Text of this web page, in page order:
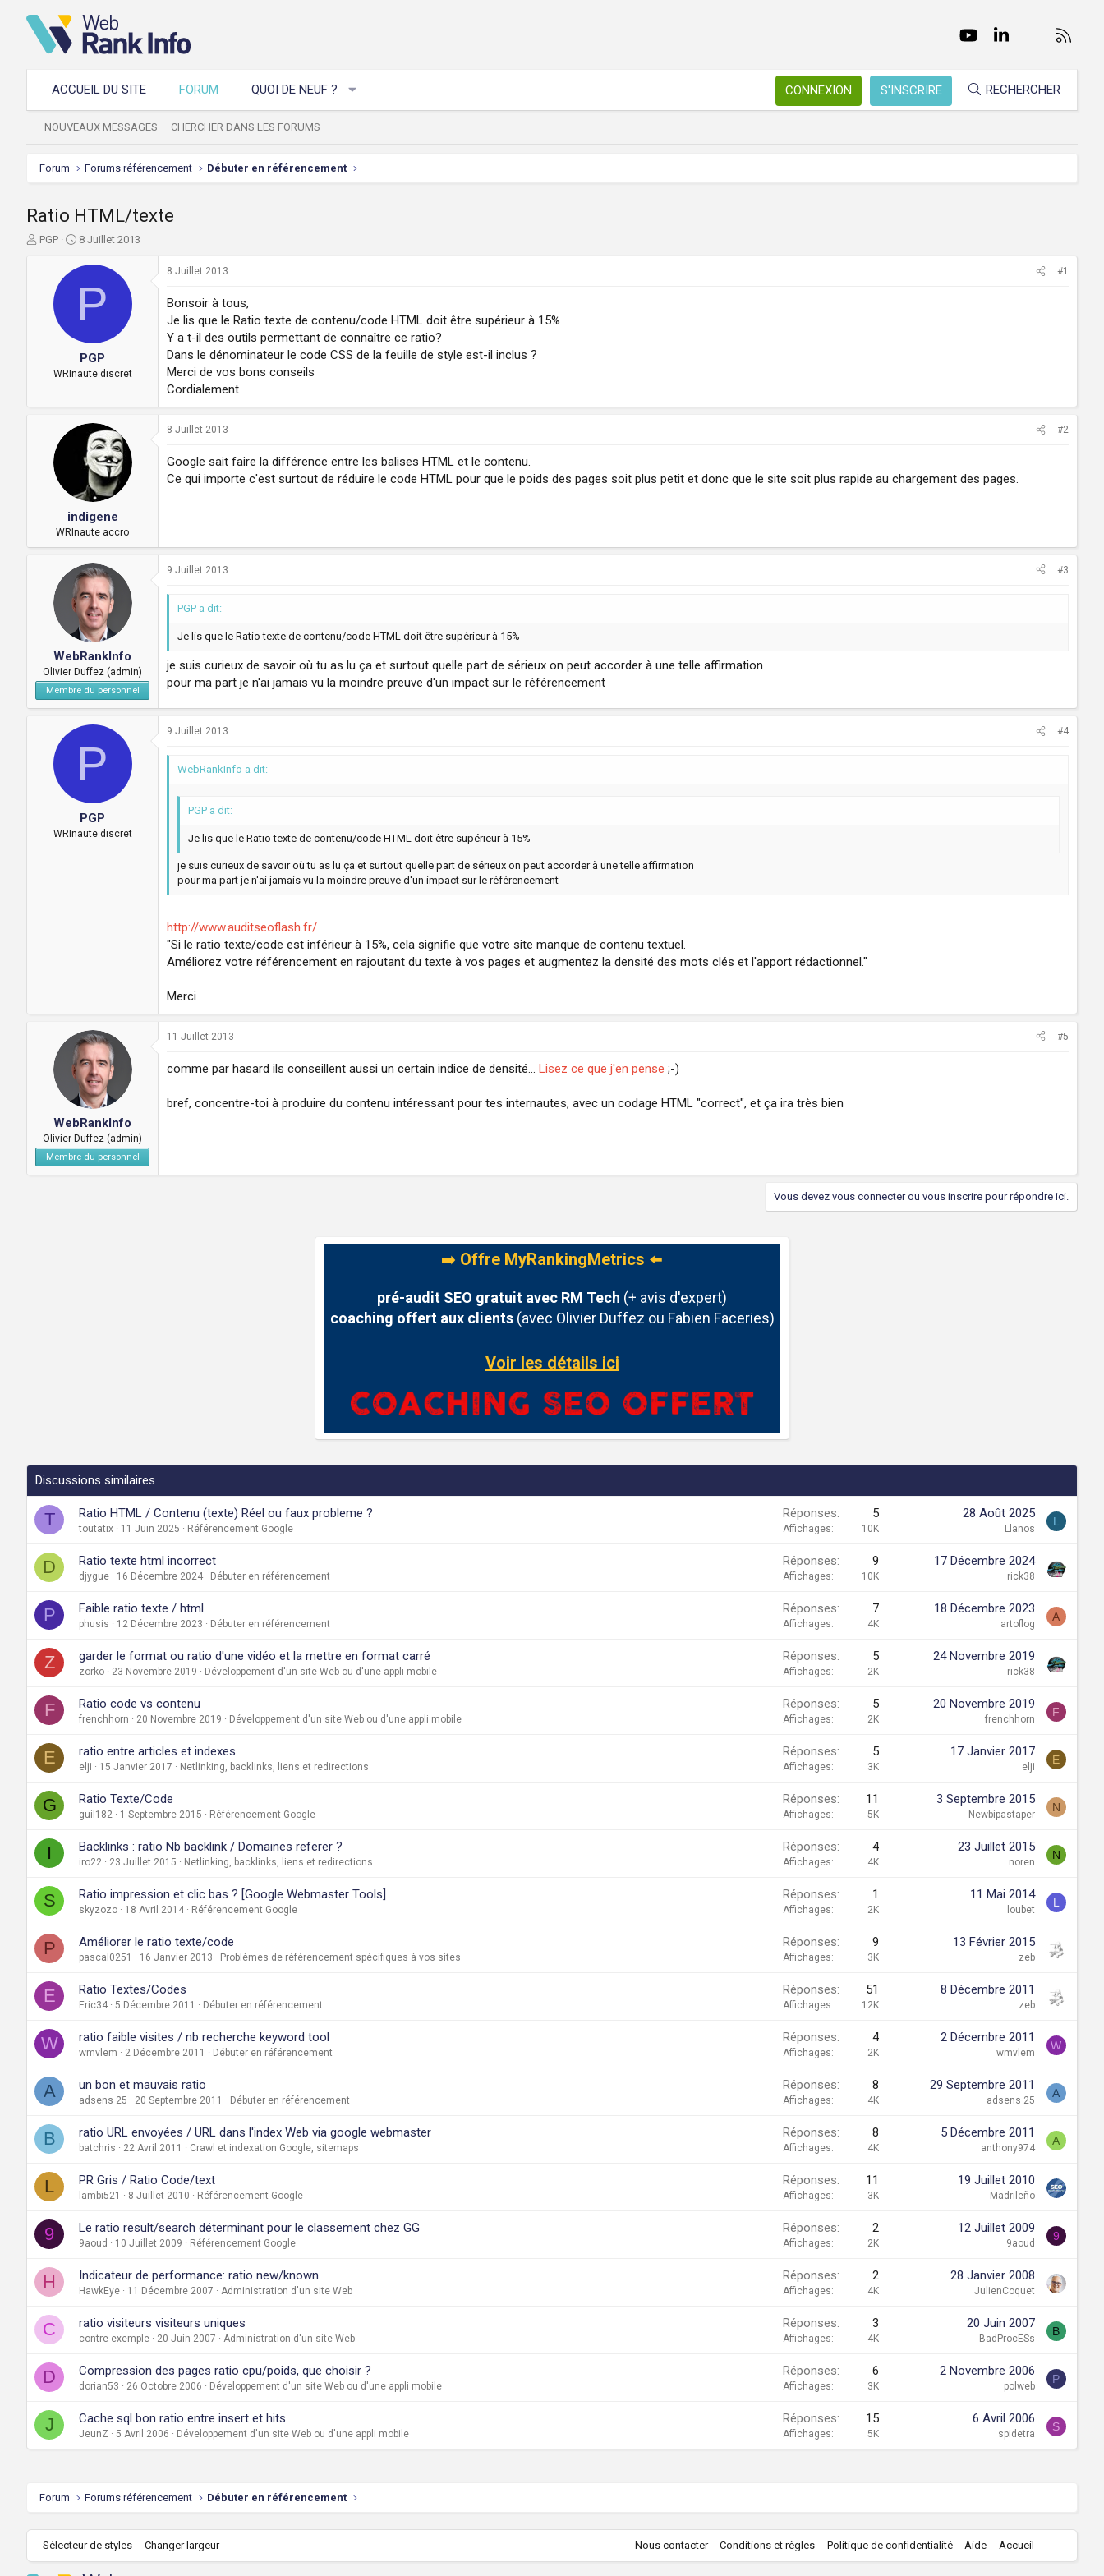
FacebookTwitter youtubeLinkedInNous
ACCUEIL DU SITE FORUM QUOI DE NEUF ? CONNEXION S'INSCRIRE RECHERCHER
NOUVEAUX MESSAGES CHERCHER DANS LES FORUMS
Forum Forums référencement Débuter en référencement
Ratio HTML/texte
A
PGP
D
t
é
b
u
8 Juillet 2013
P
PGP
WRInaute discret
8 Juillet 2013 #1
Bonsoir à tous,
Je lis que le Ratio texte de contenu/code HTML doit être supérieur à 15%
Y a t-il des outils permettant de connaître ce ratio?
Dans le dénominateur le code CSS de la feuille de style est-il inclus ?
Merci de vos bons conseils
Cordialement
indigene
WRInaute accro
8 Juillet 2013 #2
Google sait faire la différence entre les balises HTML et le contenu.
Ce qui importe c'est surtout de réduire le code HTML pour que le poids des pages soit plus petit et donc que le site soit plus rapide au chargement des pages.
WebRankInfo
Olivier Duffez (admin)
Membre du personnel
9 Juillet 2013 #3
PGP a dit:
Je lis que le Ratio texte de contenu/code HTML doit être supérieur à 15%
je suis curieux de savoir où tu as lu ça et surtout quelle part de sérieux on peut accorder à une telle affirmation
pour ma part je n'ai jamais vu la moindre preuve d'un impact sur le référencement
P
PGP
WRInaute discret
9 Juillet 2013 #4
WebRankInfo a dit:
PGP a dit:
Je lis que le Ratio texte de contenu/code HTML doit être supérieur à 15%
je suis curieux de savoir où tu as lu ça et surtout quelle part de sérieux on peut accorder à une telle affirmation
pour ma part je n'ai jamais vu la moindre preuve d'un impact sur le référencement
http://www.auditseoflash.fr/
"Si le ratio texte/code est inférieur à 15%, cela signifie que votre site manque de contenu textuel.
Améliorez votre référencement en rajoutant du texte à vos pages et augmentez la densité des mots clés et l'apport rédactionnel."
Merci
WebRankInfo
Olivier Duffez (admin)
Membre du personnel
11 Juillet 2013 #5
comme par hasard ils conseillent aussi un certain indice de densité... Lisez ce que j'en pense ;-)
bref, concentre-toi à produire du contenu intéressant pour tes internautes, avec un codage HTML "correct", et ça ira très bien
Vous devez vous connecter ou vous inscrire pour répondre ici.
➡️ Offre MyRankingMetrics ⬅️
pré-audit SEO gratuit avec RM Tech (+ avis d'expert)
coaching offert aux clients(avec Olivier Duffez ou Fabien Faceries)
Voir les détails ici
Discussions similaires
T Ratio HTML / Contenu (texte) Réel ou faux probleme ?
toutatix 11 Juin 2025 Référencement Google
Réponses 5
Affichages 10K
28 Août 2025
Llanos
L
D Ratio texte html incorrect
djygue 16 Décembre 2024 Débuter en référencement
Réponses 9
Affichages 10K
17 Décembre 2024
rick38
P Faible ratio texte / html
phusis 12 Décembre 2023 Débuter en référencement
Réponses 7
Affichages 4K
18 Décembre 2023
artoflog
A
Z garder le format ou ratio d'une vidéo et la mettre en format carré
zorko 23 Novembre 2019 Développement d'un site Web ou d'une appli mobile
Réponses 5
Affichages 2K
24 Novembre 2019
rick38
F Ratio code vs contenu
frenchhorn 20 Novembre 2019 Développement d'un site Web ou d'une appli mobile
Réponses 5
Affichages 2K
20 Novembre 2019
frenchhorn
F
E ratio entre articles et indexes
elji 15 Janvier 2017 Netlinking, backlinks, liens et redirections
Réponses 5
Affichages 3K
17 Janvier 2017
elji
E
G Ratio Texte/Code
guil182 1 Septembre 2015 Référencement Google
Réponses 11
Affichages 5K
3 Septembre 2015
Newbipastaper
N
I Backlinks : ratio Nb backlink / Domaines referer ?
iro22 23 Juillet 2015 Netlinking, backlinks, liens et redirections
Réponses 4
Affichages 4K
23 Juillet 2015
noren
N
S Ratio impression et clic bas ? [Google Webmaster Tools]
skyzozo 18 Avril 2014 Référencement Google
Réponses 1
Affichages 2K
11 Mai 2014
loubet
L
P Améliorer le ratio texte/code
pascal0251 16 Janvier 2013 Problèmes de référencement spécifiques à vos sites
Réponses 9
Affichages 3K
13 Février 2015
zeb
E Ratio Textes/Codes
Eric34 5 Décembre 2011 Débuter en référencement
Réponses 51
Affichages 12K
8 Décembre 2011
zeb
W ratio faible visites / nb recherche keyword tool
wmvlem 2 Décembre 2011 Débuter en référencement
Réponses 4
Affichages 2K
2 Décembre 2011
wmvlem
W
A un bon et mauvais ratio
adsens 25 20 Septembre 2011 Débuter en référencement
Réponses 8
Affichages 4K
29 Septembre 2011
adsens 25
A
B ratio URL envoyées / URL dans l'index Web via google webmaster
batchris 22 Avril 2011 Crawl et indexation Google, sitemaps
Réponses 8
Affichages 4K
5 Décembre 2011
anthony974
A
L PR Gris / Ratio Code/text
lambi521 8 Juillet 2010 Référencement Google
Réponses 11
Affichages 3K
19 Juillet 2010
Madrileño
9 Le ratio result/search déterminant pour le classement chez GG
9aoud 10 Juillet 2009 Référencement Google
Réponses 2
Affichages 2K
12 Juillet 2009
9aoud
9
H Indicateur de performance: ratio new/known
HawkEye 11 Décembre 2007 Administration d'un site Web
Réponses 2
Affichages 4K
28 Janvier 2008
JulienCoquet
C ratio visiteurs visiteurs uniques
contre exemple 20 Juin 2007 Administration d'un site Web
Réponses 3
Affichages 4K
20 Juin 2007
BadProcESs
B
D Compression des pages ratio cpu/poids, que choisir ?
dorian53 26 Octobre 2006 Développement d'un site Web ou d'une appli mobile
Réponses 6
Affichages 3K
2 Novembre 2006
polweb
P
J Cache sql bon ratio entre insert et hits
JeunZ 5 Avril 2006 Développement d'un site Web ou d'une appli mobile
Réponses 15
Affichages 5K
6 Avril 2006
spidetra
S
Forum Forums référencement Débuter en référencement
Sélecteur de styles Changer largeur Nous contacter Conditions et règles Politique de confidentialité Aide Accueil
S